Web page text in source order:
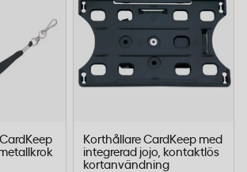
Korthållare CardKeep med
integrerad jojo, kontaktlös
kortanvändning